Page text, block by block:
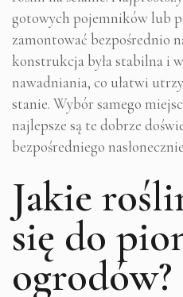
gotowych pojemników lub
zamontować bezpośrednio
konstrukcja była stabilna i
nawadniania, co ułatwi
stanie. Wybór samego
najlepsze są te dobrze
bezpośredniego
Jakie
się do
ogrodów?